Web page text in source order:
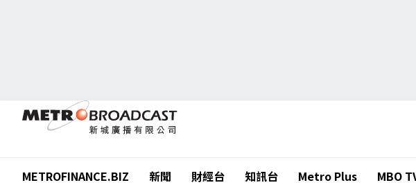
METROFINANCE.BIZ 新聞 財經台 知訊台 Metro Plus MBO